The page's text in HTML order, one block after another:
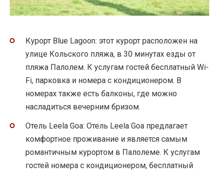
Курорт Blue Lagoon: этот курорт расположен на
улице Кольского пляжа, в 30 минутах езды от
пляжа Палолем. К услугам гостей бесплатный Wi-
Fi, парковка и номера с кондиционером. В
номерах также есть балконы, где можно
насладиться вечерним бризом.
Отель Leela Goa: Отель Leela Goa предлагает
комфортное проживание и является самым
романтичным курортом в Палолеме. К услугам
гостей номера с кондиционером, бесплатный